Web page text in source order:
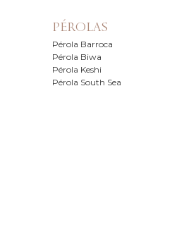
PÉROLAS
Pérola Barroca
Pérola Biwa
Pérola Keshi
Pérola South Sea